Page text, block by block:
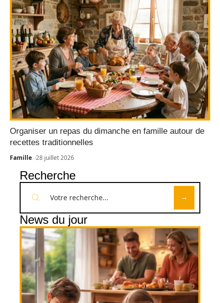
Organiser un repas du dimanche en famille autour de
recettes traditionnelles
Famille 28 juillet 2026
Recherche
News du jour